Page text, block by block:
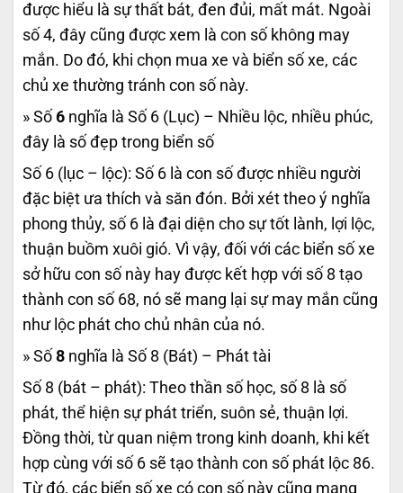
được hiểu là sự thất bát, đen đủi, mất mát. Ngoài
số 4, đây cũng được xem là con số không may
mắn. Do đó, khi chọn mua xe và biển số xe, các
chủ xe thường tránh con số này.
» Số 6 nghĩa là Số 6 (Lục) – Nhiều lộc, nhiều phúc,
đây là số đẹp trong biển số
Số 6 (lục – lộc): Số 6 là con số được nhiều người
đặc biệt ưa thích và săn đón. Bởi xét theo ý nghĩa
phong thủy, số 6 là đại diện cho sự tốt lành, lợi lộc,
thuận buồm xuôi gió. Vì vậy, đối với các biển số xe
sở hữu con số này hay được kết hợp với số 8 tạo
thành con số 68, nó sẽ mang lại sự may mắn cũng
như lộc phát cho chủ nhân của nó.
» Số 8 nghĩa là Số 8 (Bát) – Phát tài
Số 8 (bát – phát): Theo thần số học, số 8 là số
phát, thể hiện sự phát triển, suôn sẻ, thuận lợi.
Đồng thời, từ quan niệm trong kinh doanh, khi kết
hợp cùng với số 6 sẽ tạo thành con số phát lộc 86.
Từ đó, các biển số xe có con số này cũng mang